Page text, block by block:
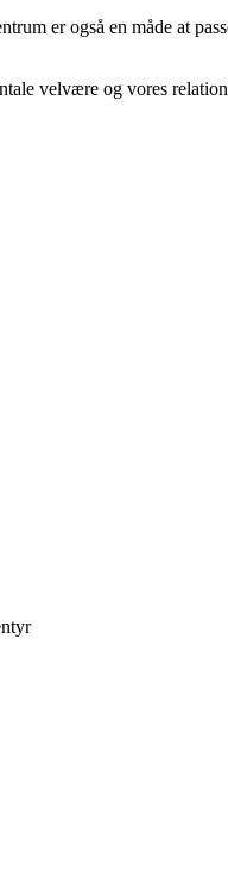
er også en måde at
velvære og vores